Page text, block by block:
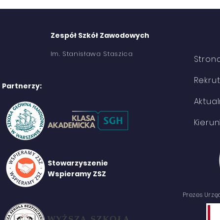
Zespół Szkół Zawodowych
Im. Stanisława Staszica
Partnerzy:
Stowarzyszenie
Wspieramy ZSZ
Prezes